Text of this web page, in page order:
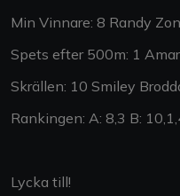
Min Vinnare: 8 Randy Zon
Spets efter 500m: 1
Skrällen: 10 Smiley
Rankingen: A: 8,3 B:
Lycka till!